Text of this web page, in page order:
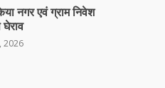
नगर एवं ग्राम निवेश
घेराव
2026